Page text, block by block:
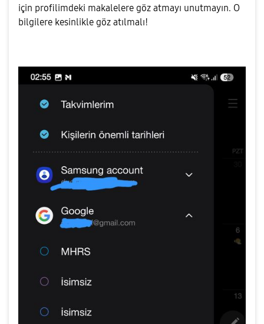
için profilimdeki makalelere göz atmayı unutmayın. O
bilgilere kesinlikle göz atılmalı!